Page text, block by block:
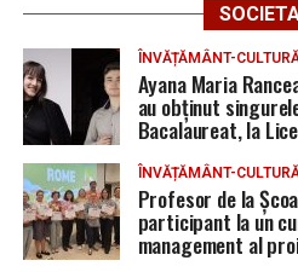
ÎNVĂȚĂMÂNT-
Ayana Maria
au obținut
Bacalaureat, la
ÎNVĂȚĂMÂNT-
Profesor de la
participant la un
management al